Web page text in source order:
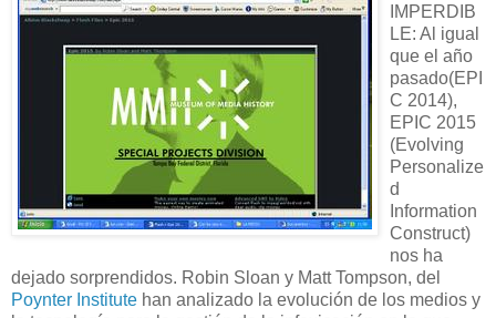
IMPERDIB
LE: Al igual
que el año
pasado(EPI
C 2014),
EPIC 2015
(Evolving
Personalize
d
Information
Construct)
nos ha
dejado sorprendidos. Robin Sloan y Matt Tompson, del
Poynter Institute han analizado la evolución de los medios y